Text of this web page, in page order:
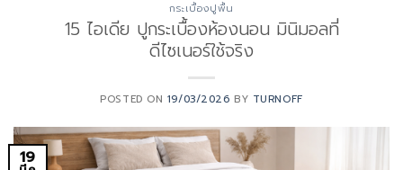
กระเบื้องปูพื้น
15 ไอเดีย ปูกระเบื้องห้องนอน มินิมอลที่
ดีไซเนอร์ใช้จริง
POSTED ON 19/03/2026 BY TURNOFF
19